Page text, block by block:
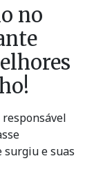
no
surgiu e suas